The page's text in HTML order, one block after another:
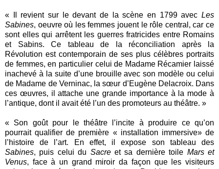
« Il revient sur le devant de la scène en 1799 avec Les
Sabines, oeuvre où les femmes jouent le rôle central, car ce
sont elles qui arrêtent les guerres fratricides entre Romains
et Sabins. Ce tableau de la réconciliation après la
Révolution est contemporain de ses plus célèbres portraits
de femmes, en particulier celui de Madame Récamier laissé
inachevé à la suite d’une brouille avec son modèle ou celui
de Madame de Verninac, la sœur d’Eugène Delacroix. Dans
ces œuvres, il attache une grande importance à la mode à
l’antique, dont il avait été l’un des promoteurs au théâtre. »
« Son goût pour le théâtre l’incite à produire ce qu’on
pourrait qualifier de première « installation immersive» de
l’histoire de l’art. En effet, il expose son tableau des
Sabines, puis celui du Sacreet sa dernière toile Mars et
Venus, face à un grand miroir da façon que les visiteurs